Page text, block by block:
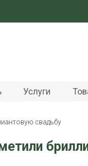
Услуги
свадьбу